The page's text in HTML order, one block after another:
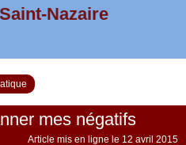
paix !Nazaire
mes négatifs
Article mis en ligne le 12 avril 2015